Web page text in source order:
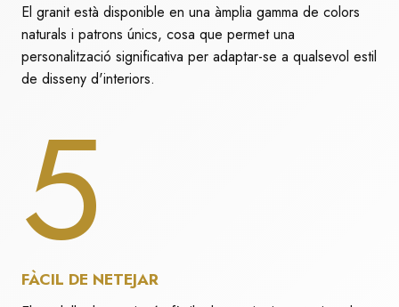
El granit està disponible en una àmplia gamma de colors
naturals i patrons únics, cosa que permet una
personalització significativa per adaptar-se a qualsevol estil
de disseny d'interiors.
5
FÀCIL DE NETEJAR